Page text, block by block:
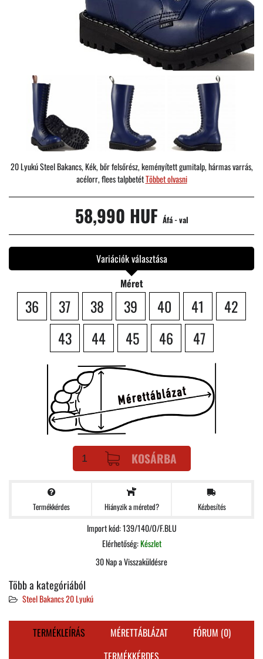
20 Lyukú Steel Bakancs, Kék, bőr felsőrész, keményített gumitalp, hármas varrás,
acélorr, flees talpbetétTöbbet olvasni
58,990 HUF Áfá - val
Variációk választása
Méret
36 37 38 39 40 41
42
43
44 45 46 47
KOSÁRBA
Termékkérdes Hiányzik a méreted? Kézbesítés
Import kód: 139/140/O/F.BLU
Elérhetőség:Készlet
30 Nap a Visszaküldésre
Több a kategóriából
Steel Bakancs 20 Lyukú
TERMÉKLEÍRÁS MÉRETTÁBLÁZAT
FÓRUM (0)
TERMÉKKÉRDES